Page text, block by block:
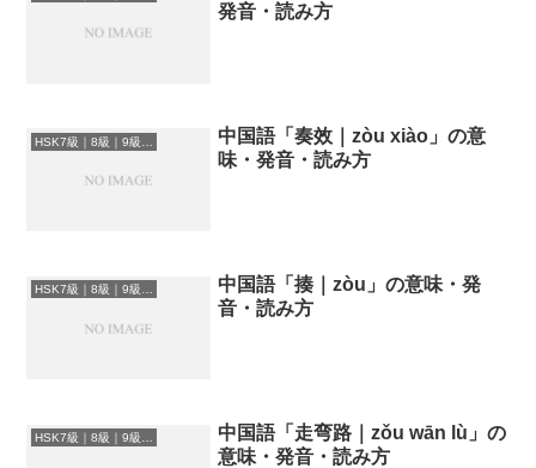
発音・読み方
中国語「奏效｜zòu xiào」の意
味・発音・読み方
HSK7級｜8級｜9級レベルの中国語
中国語「揍｜zòu」の意味・発
音・読み方
中国語「走弯路｜zǒu wān lù」の
意味・発音・読み方